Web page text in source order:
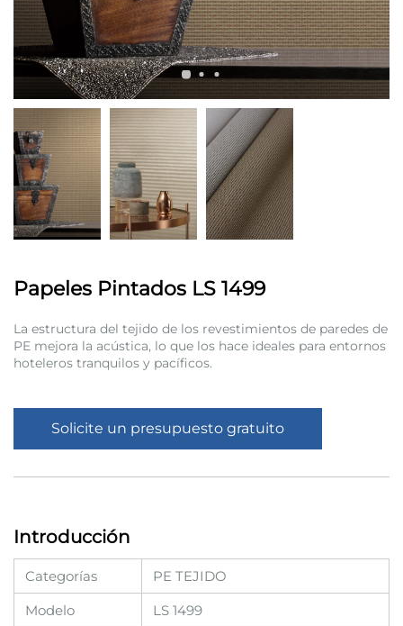
Papeles Pintados LS 1499
La estructura del tejido de los revestimientos de paredes de
PE mejora la acústica, lo que los hace ideales para entornos
hoteleros tranquilos y pacíficos.
Solicite un presupuesto gratuito
Introducción
Categorías
PE TEJIDO
Modelo
LS 1499